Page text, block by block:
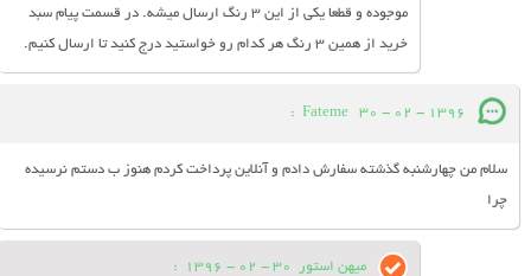
موجوده و قطعا یکی از این 3 رنگ ارسال میشه. در قسمت پیام سبد
خرید از همین 3 رنگ هر کدام رو خواستید درج کنید تا ارسال کنیم.
Fateme 30 - 02 - 1396
:
سلام من چهارشنبه گذشته سفارش دادم و آنلاین پرداخت کردم هنوز ب دستم نرسیده
چرا
میهن استور 30 - 02 - 1396
: